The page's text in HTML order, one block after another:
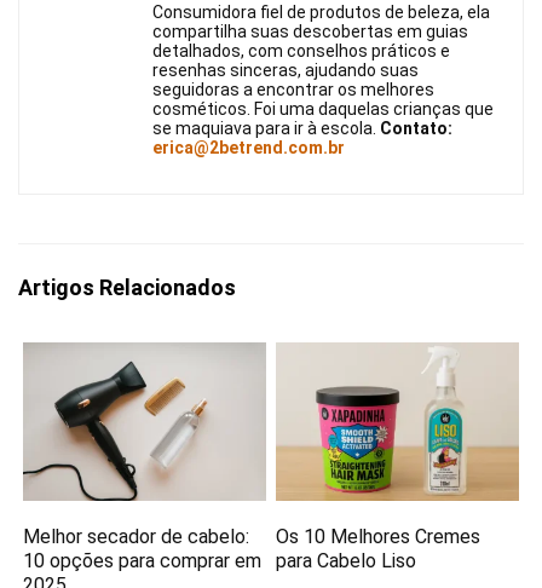
Consumidora fiel de produtos de beleza, ela
compartilha suas descobertas em guias
detalhados, com conselhos práticos e
resenhas sinceras, ajudando suas
seguidoras a encontrar os melhores
cosméticos. Foi uma daquelas crianças que
se maquiava para ir à escola. Contato:
erica@2betrend.com.br
Artigos Relacionados
Melhor secador de cabelo:
10 opções para comprar em
Os 10 Melhores Cremes
para Cabelo Liso